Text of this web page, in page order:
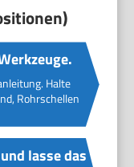
Halte
Rohrschellen
lasse das